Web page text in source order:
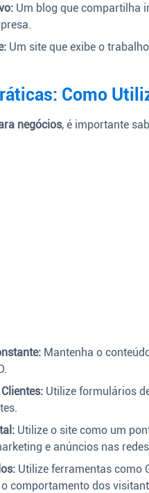
Um blog que compartilha
Um site que exibe o
Como
negócios, é importante
Mantenha o
Utilize formulários
Utilize o site como um
e anúncios nas
Utilize ferramentas como
comportamento dos